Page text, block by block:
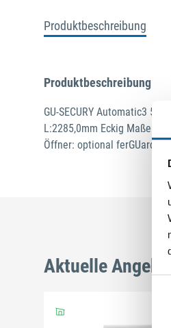
Produktbeschreibung
Produktbeschreibung
GU-SECURY Automatic3
L:2285,0mm Eckig Maße:
Öffner: optional
Aktuelle